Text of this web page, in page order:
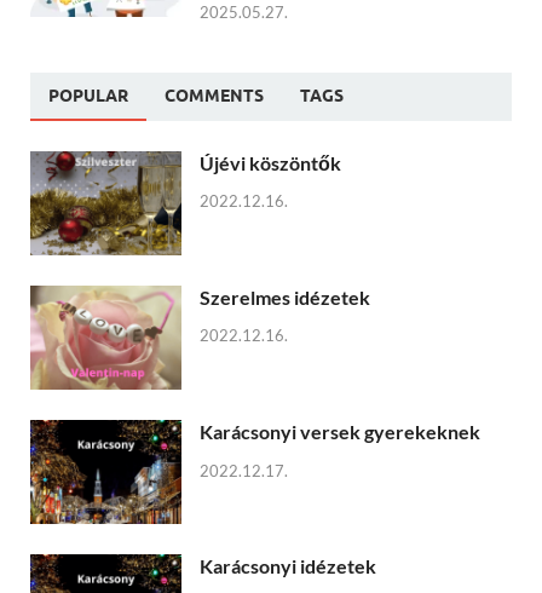
2025.05.27.
POPULAR COMMENTS TAGS
Újévi köszöntők
2022.12.16.
Szerelmes idézetek
2022.12.16.
Karácsonyi versek gyerekeknek
2022.12.17.
Karácsonyi idézetek